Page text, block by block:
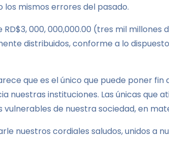
mismos errores del pasado.
000, 000,000.00 (tres mil millones
distribuidos, conforme a lo
que es el único que puede poner
nuestras instituciones. Las únicas que
de nuestra sociedad, en
nuestros cordiales saludos, unidos a